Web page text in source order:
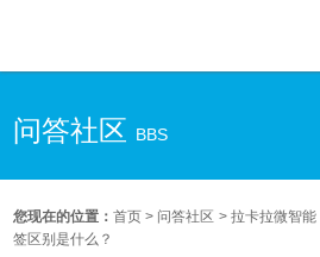
问答社区 BBS
您现在的位置：首页 > 问答社区 >拉卡拉微智能
签区别是什么？